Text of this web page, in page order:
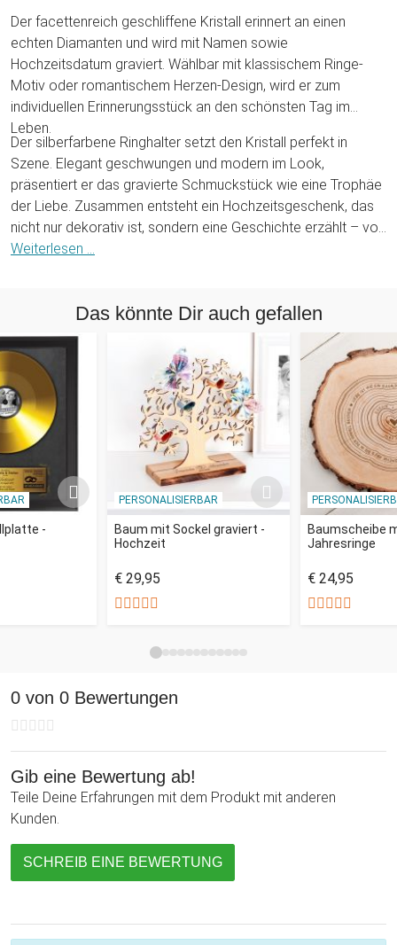
Der facettenreich geschliffene Kristall erinnert an einen
echten Diamanten und wird mit Namen sowie
Hochzeitsdatum graviert. Wählbar mit klassischem Ringe-
Motiv oder romantischem Herzen-Design, wird er zum
individuellen Erinnerungsstück an den schönsten Tag im
Leben.
Der silberfarbene Ringhalter setzt den Kristall perfekt in
Szene. Elegant geschwungen und modern im Look,
präsentiert er das gravierte Schmuckstück wie eine Trophäe
der Liebe. Zusammen entsteht ein Hochzeitsgeschenk, das
nicht nur dekorativ ist, sondern eine Geschichte erzählt – von
Anfang, Versprechen und einem gemeinsamen "Für immer".
Weiterlesen ...
Das könnte Dir auch gefallen
-
PERSONALISIERBAR
Baum mit Sockel graviert -
Hochzeit
€ 29,95
Baumscheibe
Jahresringe
€ 24,95
0 von 0 Bewertungen
Gib eine Bewertung ab!
Teile Deine Erfahrungen mit dem Produkt mit anderen
Kunden.
SCHREIB EINE BEWERTUNG